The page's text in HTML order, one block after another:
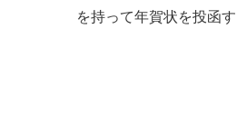
を持って年賀状を投函